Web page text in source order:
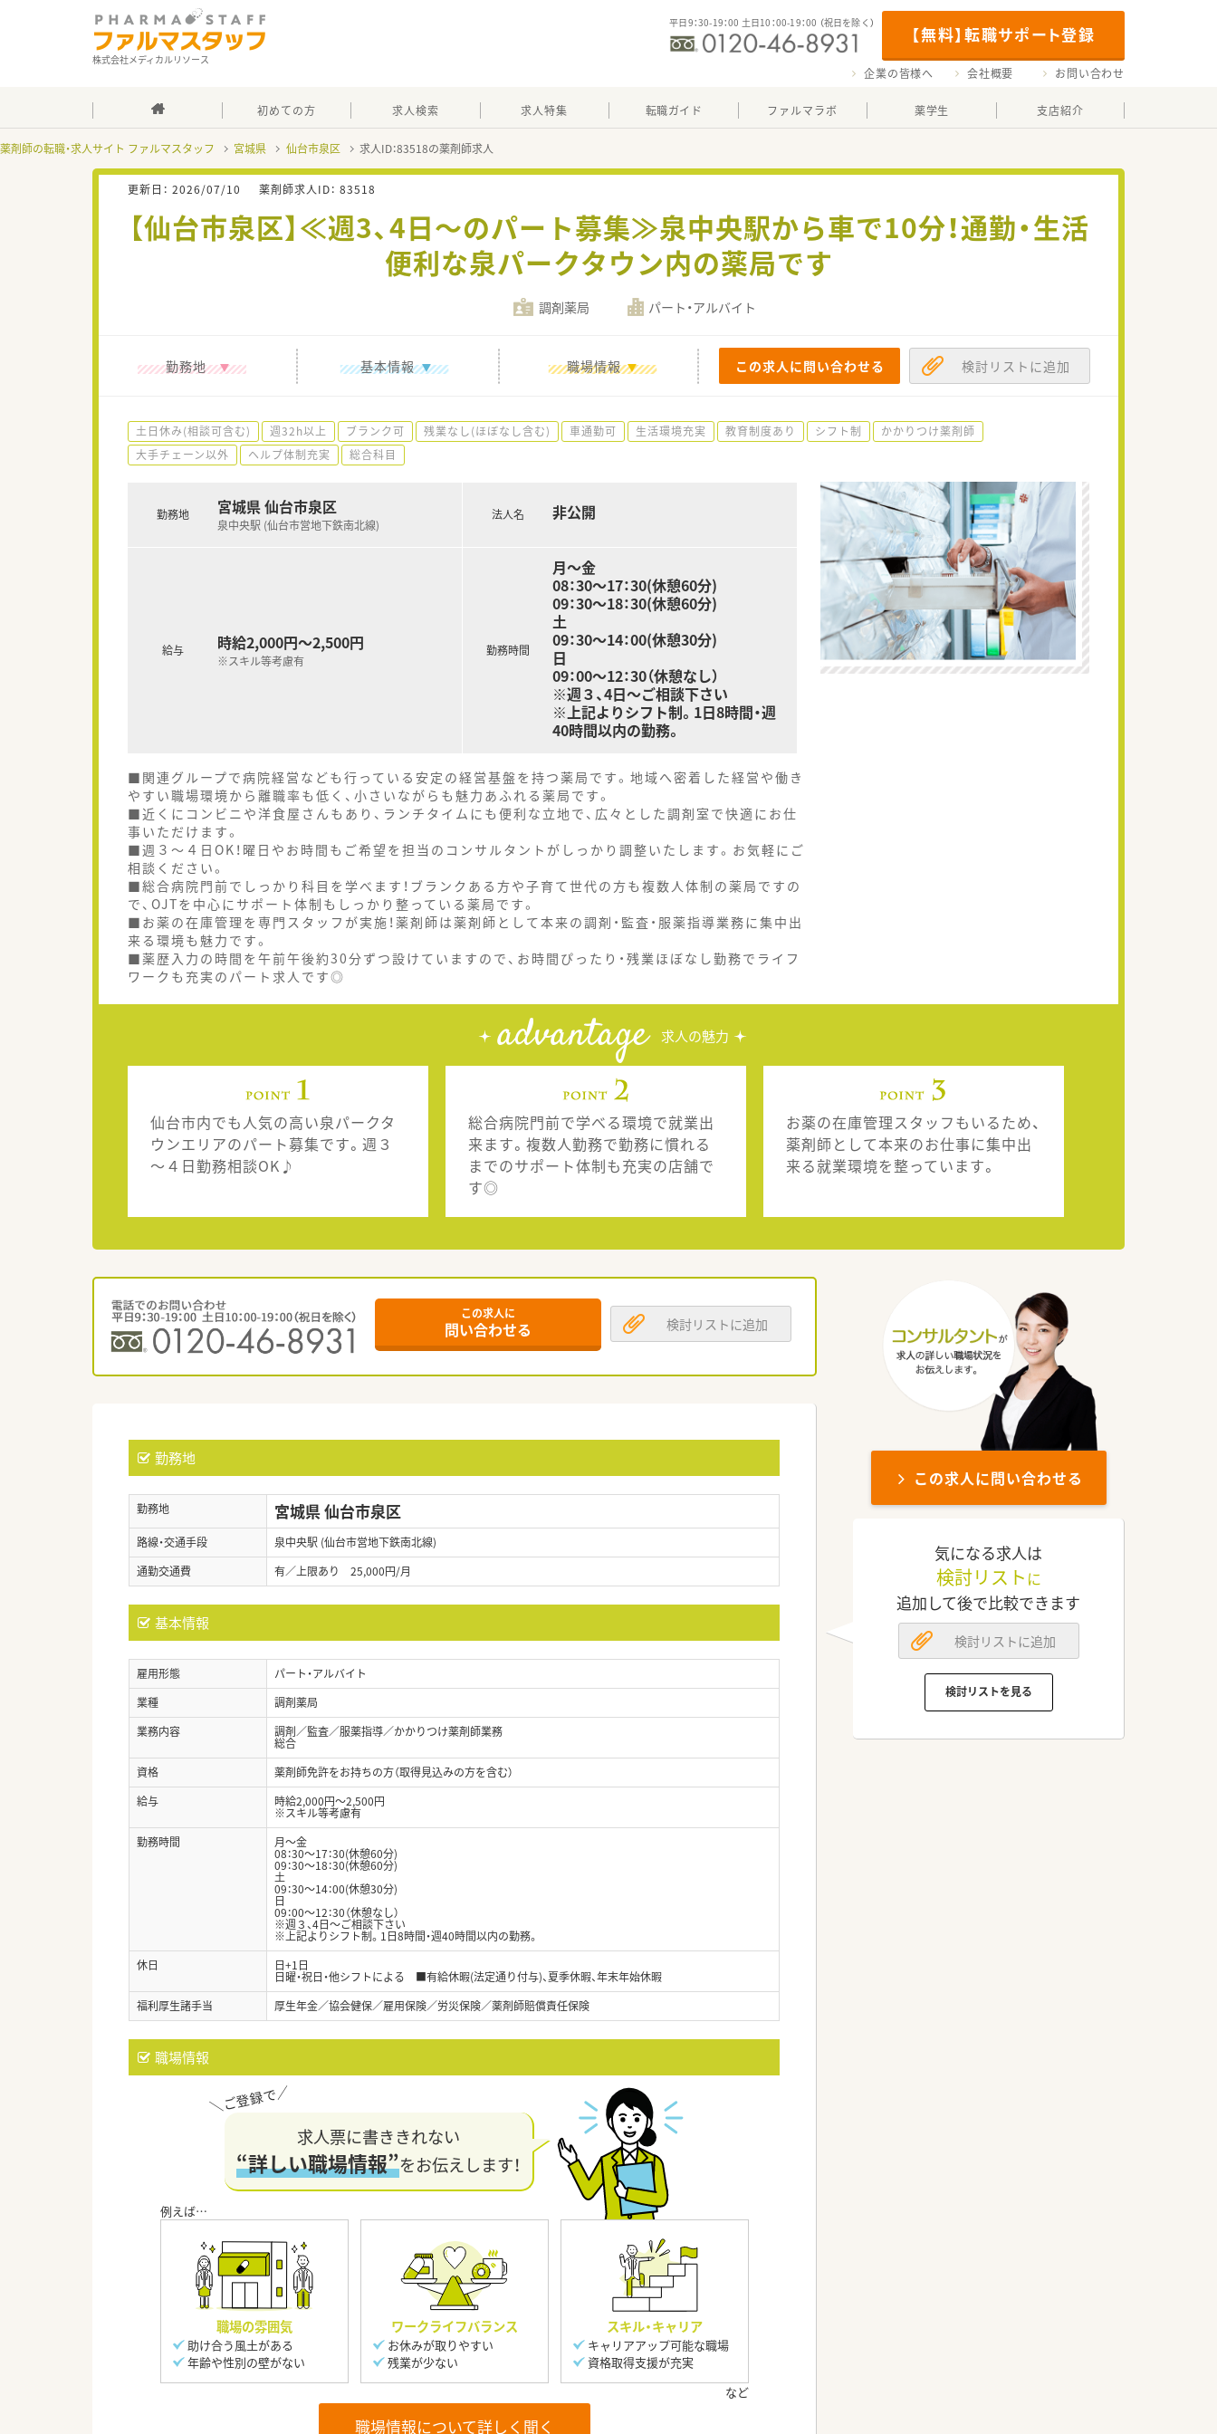
株式会社メディカルリソース
【無料】転職サポート登録
平日9：30-19：00 土日10：00-19：00 （祝日を除く）
企業の皆様へ 会社概要 お問い合わせ
初めての方 求人検索 求人特集 転職ガイド ファルマラボ 薬学生 支店紹介
薬剤師の転職・求人サイト ファルマスタッフ 宮城県 仙台市泉区 求人ID：83518の薬剤師求人
更新日： 2026/07/10 薬剤師求人ID： 83518
【仙台市泉区】≪週3、4日～のパート募集≫泉中央駅から車で10分！通勤・生活
便利な泉パークタウン内の薬局です
調剤薬局 パート・アルバイト
勤務地 基本情報 職場情報 この求人に問い合わせる 検討リストに追加
土日休み(相談可含む) 週32h以上 ブランク可 残業なし(ほぼなし含む) 車通勤可 生活環境充実 教育制度あり シフト制
かかりつけ薬剤師
大手チェーン以外
ヘルプ体制充実 総合科目
勤務地 宮城県 仙台市泉区
泉中央駅 (仙台市営地下鉄南北線)
給与 時給2,000円～2,500円
※スキル等考慮有
法人名 非公開
勤務時間
月～金
08：30～17：30(休憩60分)
09：30～18：30(休憩60分)
土
09：30～14：00(休憩30分)
日
09：00～12：30（休憩なし）
※週３、4日～ご相談下さい
※上記よりシフト制。1日8時間・週
40時間以内の勤務。
■関連グループで病院経営なども行っている安定の経営基盤を持つ薬局です。地域へ密着した経営や働き
やすい職場環境から離職率も低く、小さいながらも魅力あふれる薬局です。
■近くにコンビニや洋食屋さんもあり、ランチタイムにも便利な立地で、広々とした調剤室で快適にお仕
事いただけます。
■週３～４日OK！曜日やお時間もご希望を担当のコンサルタントがしっかり調整いたします。お気軽にご
相談ください。
■総合病院門前でしっかり科目を学べます！ブランクある方や子育て世代の方も複数人体制の薬局ですの
で、OJTを中心にサポート体制もしっかり整っている薬局です。
■お薬の在庫管理を専門スタッフが実施！薬剤師は薬剤師として本来の調剤・監査・服薬指導業務に集中出
来る環境も魅力です。
■薬歴入力の時間を午前午後約30分ずつ設けていますので、お時間ぴったり・残業ほぼなし勤務でライフ
ワークも充実のパート求人です◎
advantage 求人の魅力
仙台市内でも人気の高い泉パークタ
ウンエリアのパート募集です。週３
～４日勤務相談OK♪
総合病院門前で学べる環境で就業出
来ます。複数人勤務で勤務に慣れる
までのサポート体制も充実の店舗で
す◎
お薬の在庫管理スタッフもいるため、
薬剤師として本来のお仕事に集中出
来る就業環境を整っています。
この求人に
問い合わせる 検討リストに追加
勤務地
勤務地 宮城県 仙台市泉区
路線・交通手段
泉中央駅 (仙台市営地下鉄南北線)
通勤交通費
有／上限あり 25,000円/月
基本情報
雇用形態
パート・アルバイト
業種
調剤薬局
業務内容
調剤／監査／服薬指導／かかりつけ薬剤師業務
総合
資格
薬剤師免許をお持ちの方（取得見込みの方を含む）
給与
時給2,000円～2,500円
※スキル等考慮有
勤務時間
月～金
08：30～17：30(休憩60分)
09：30～18：30(休憩60分)
土
09：30～14：00(休憩30分)
日
09：00～12：30（休憩なし）
※週３、4日～ご相談下さい
※上記よりシフト制。1日8時間・週40時間以内の勤務。
休日
日+1日
日曜・祝日・他シフトによる ■有給休暇(法定通り付与)、夏季休暇、年末年始休暇
福利厚生諸手当
厚生年金／協会健保／雇用保険／労災保険／薬剤師賠償責任保険
職場情報
求人票に書ききれない
“詳しい職場情報”をお伝えします！
職場の雰囲気
助け合う風土がある
年齢や性別の壁がない
ワークライフバランス
お休みが取りやすい
残業が少ない
スキル・キャリア
キャリアアップ可能な職場
資格取得支援が充実
職場情報について詳しく聞く
この求人に問い合わせる
気になる求人は
検討リスト に
追加して後で比較できます
検討リストに追加
検討リストを見る